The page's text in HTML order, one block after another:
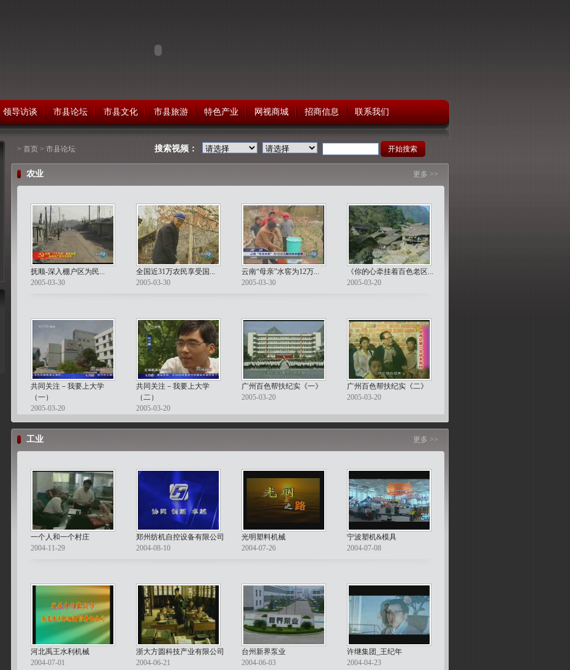
领导访谈 市县论坛 市县文化 市县旅游 特色产业 网视商城 招商信息 联系我们
> 首页> 市县论坛 搜索视频：
农业 更多 >>
抚顺-深入棚户区为民...
2005-03-30
全国近31万农民享受国...
2005-03-30
云南“母亲”水窖为12万...
2005-03-30
《你的心牵挂着百色老区...
2005-03-20
共同关注－我要上大学
（一）
2005-03-20
共同关注－我要上大学
（二）
2005-03-20
广州百色帮扶纪实《一》
2005-03-20
广州百色帮扶纪实《二》
2005-03-20
工业 更多 >>
一个人和一个村庄
2004-11-29
郑州纺机自控设备有限公司
2004-08-10
光明塑料机械
2004-07-26
宁波塑机&模具
2004-07-08
河北禹王水利机械
2004-07-01
浙大方圆科技产业有限公司
2004-06-21
台州新界泵业
2004-06-03
许继集团_王纪年
2004-04-23